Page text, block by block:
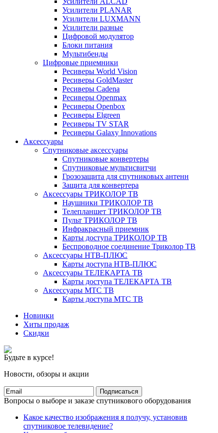
Усилители PLANAR
Усилители LUXMANN
Усилители разные
Цифровой модулятор
Блоки питания
Мультибенды
Цифровые приемники
Ресиверы World Vision
Ресиверы GoldMaster
Ресиверы Cadena
Ресиверы Openmax
Ресиверы Openbox
Ресиверы Elgreen
Ресиверы TV STAR
Ресиверы Galaxy Innovations
Аксессуары
Спутниковые аксессуары
Спутниковые конвертеры
Спутниковые мультисвитчи
Грозозащита для спутниковых антенн
Защита для конвертера
Аксессуары ТРИКОЛОР ТВ
Наушники ТРИКОЛОР ТВ
Телепланшет ТРИКОЛОР ТВ
Пульт ТРИКОЛОР ТВ
Инфракрасный приемник
Карты доступа ТРИКОЛОР ТВ
Беспроводное соединение Триколор ТВ
Аксессуары НТВ-ПЛЮС
Карты доступа НТВ-ПЛЮС
Аксессуары ТЕЛЕКАРТА ТВ
Карты доступа ТЕЛЕКАРТА ТВ
Аксессуары МТС ТВ
Карты доступа МТС ТВ
Новинки
Хиты продаж
Скидки
Будьте в курсе!
Новости, обзоры и акции
Подписаться
Вопросы о выборе и заказе спутникового оборудования
Какое качество изображения я получу, установив
спутниковое телевидение?